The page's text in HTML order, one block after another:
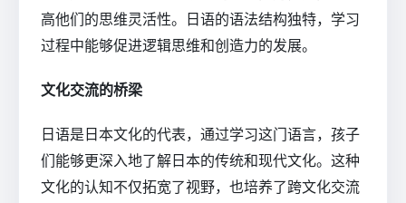
高他们的思维灵活性。日语的语法结构独特，学习
过程中能够促进逻辑思维和创造力的发展。
文化交流的桥梁
日语是日本文化的代表，通过学习这门语言，孩子
们能够更深入地了解日本的传统和现代文化。这种
文化的认知不仅拓宽了视野，也培养了跨文化交流